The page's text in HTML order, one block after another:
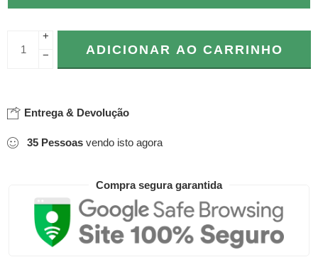
+
−
ADICIONAR AO CARRINHO
Entrega & Devolução
35 Pessoas vendo isto agora
Compra segura garantida